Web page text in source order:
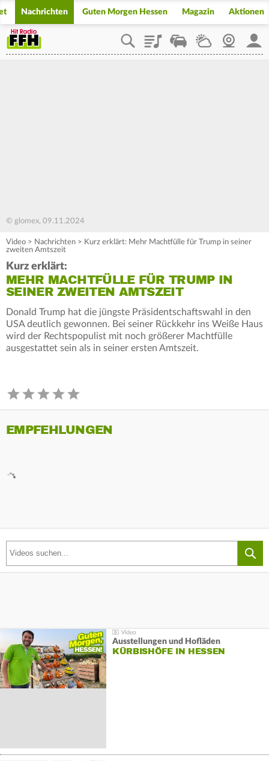
Nachrichten Guten Morgen Hessen Magazin Aktionen
PlaylistStaupilotWetterWebcam
© glomex, 09.11.2024
Video > Nachrichten > Kurz erklärt: Mehr Machtfülle für Trump in seiner
zweiten Amtszeit
Kurz erklärt:
MEHR MACHTFÜLLE FÜR TRUMP IN
SEINER ZWEITEN AMTSZEIT
Donald Trump hat die jüngste Präsidentschaftswahl in den
USA deutlich gewonnen. Bei seiner Rückkehr ins Weiße Haus
wird der Rechtspopulist mit noch größerer Machtfülle
ausgestattet sein als in seiner ersten Amtszeit.
EMPFEHLUNGEN
Ausstellungen und Hofläden
KÜRBISHÖFE IN HESSEN